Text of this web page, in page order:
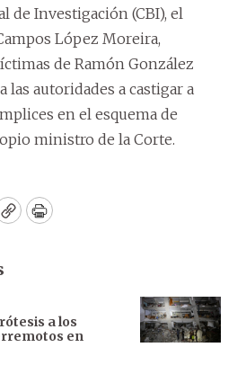
de Investigación (CBI), el
López Moreira,
de Ramón González
las autoridades a castigar a
en el esquema de
ministro de la Corte.
CopyPrint
a los
en